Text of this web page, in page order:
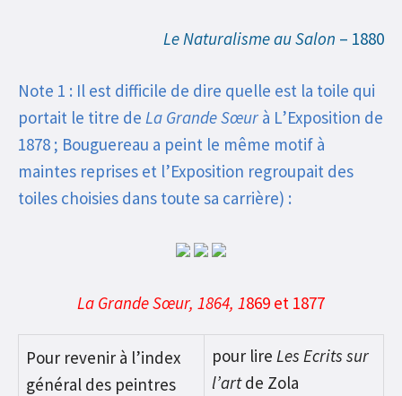
Le Naturalisme au Salon – 1880
Note 1 : Il est difficile de dire quelle est la toile qui
portait le titre de La Grande Sœur à L’Exposition de
1878 ; Bouguereau a peint le même motif à
maintes reprises et l’Exposition regroupait des
toiles choisies dans toute sa carrière) :
La Grande Sœur, 1864, 1869 et 1877
Pour revenir à l’index
général des peintres
pour lire Les Ecrits sur
l’artde Zola